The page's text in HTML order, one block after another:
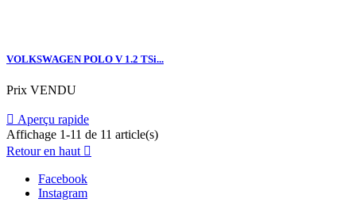
VOLKSWAGEN POLO V 1.2 TSi...
Prix VENDU
 Aperçu rapide
Affichage 1-11 de 11 article(s)
Retour en haut 
Facebook
Instagram